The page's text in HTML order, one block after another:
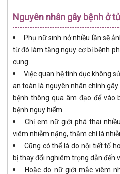
Nguyên nhân gây bệnh ở
Phụ nữ sinh nở nhiều lần sẽ
từ đó làm tăng nguy cơ bị bệnh
cung
Việc quan hệ tình dục không
an toàn là nguyên nhân chính
bệnh thông qua âm đạo để vào
bệnh nguy hiểm.
Chị em nữ giới phá thai
viêm nhiễm nặng, thậm chí là
Cũng có thể là do nội tiết tố
bị thay đổi nghiêm trọng dẫn đến
Hoặc do nữ giới mắc viêm